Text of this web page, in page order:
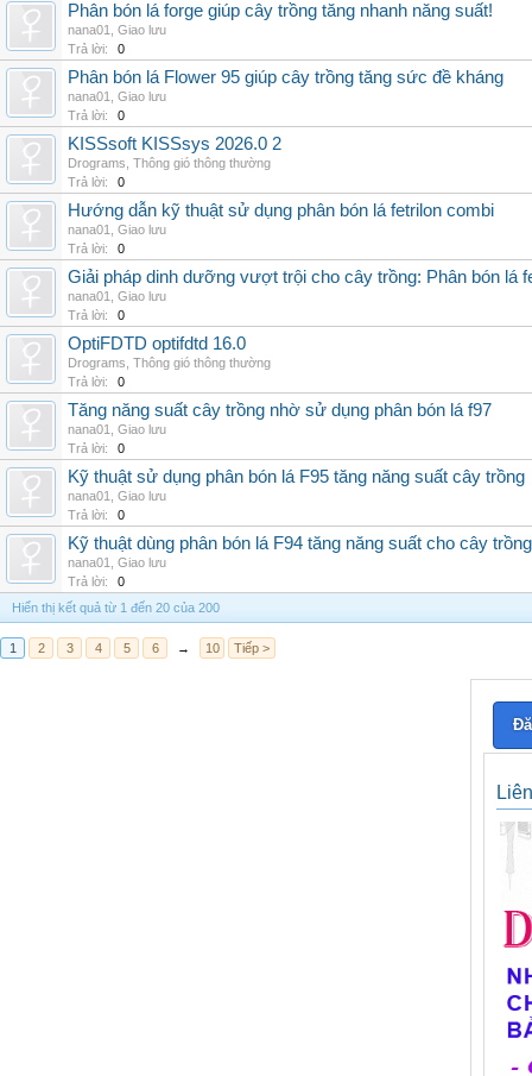
Phân bón lá forge giúp cây trồng tăng nhanh năng suất!
nana01
Giao lưu
Trả lời:
0
Phân bón lá Flower 95 giúp cây trồng tăng sức đề kháng
nana01
Giao lưu
Trả lời:
0
KISSsoft KISSsys 2026.0 2
Drograms Thông gió thông thường
Trả lời:
0
Hướng dẫn kỹ thuật sử dụng phân bón lá fetrilon combi
nana01
Giao lưu
Trả lời:
0
Giải pháp dinh dưỡng vượt trội cho cây trồng: Phân bón lá
nana01
Giao lưu
Trả lời:
0
OptiFDTD optifdtd 16.0
Drograms Thông gió thông thường
Trả lời:
0
Tăng năng suất cây trồng nhờ sử dụng phân bón lá f97
nana01
Giao lưu
Trả lời:
0
Kỹ thuật sử dụng phân bón lá F95 tăng năng suất cây trồng
nana01
Giao lưu
Trả lời:
0
Kỹ thuật dùng phân bón lá F94 tăng năng suất cho cây trồng
nana01
Giao lưu
Trả lời:
0
Hiển thị kết quả từ 1 đến 20 của 200
1 2 3 4 5 6 → 10 Tiếp >